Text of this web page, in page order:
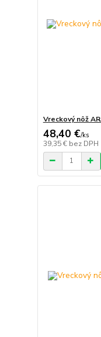
Vreckový nôž
48,40 €/ks
39,35 € bez DPH